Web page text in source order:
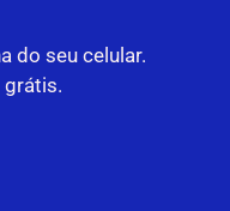
do seu celular.
grátis.